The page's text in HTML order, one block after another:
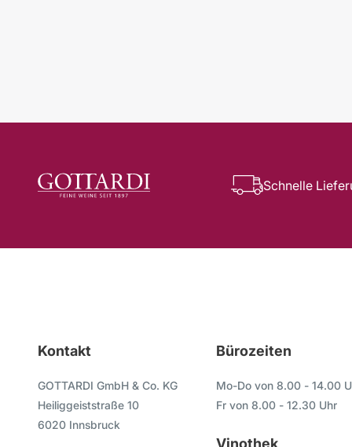
Schnelle
Kontakt
GOTTARDI GmbH & Co. KG
Heiliggeiststraße 10
6020 Innsbruck
Bürozeiten
Mo-Do von 8.00 - 14.00
Fr von 8.00 - 12.30 Uhr
Vinothek